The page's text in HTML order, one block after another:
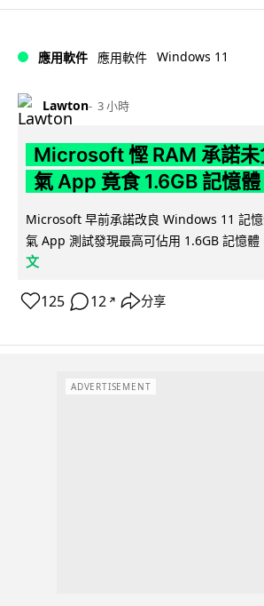
應用軟件 應用軟件 Windows 11
Lawton 3 小時
Microsoft 慳 RAM 承諾未
氣 App 竟食 1.6GB 記憶體
Microsoft 早前承諾改良 Windows 11 記
氣 App 測試發現最高可佔用 1.6GB 記憶體
文
125 12 ↗ 分享
ADVERTISEMENT